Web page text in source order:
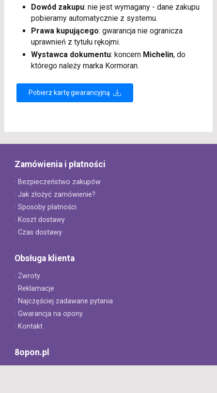
Dowód zakupu: nie jest wymagany - dane zakupu
pobieramy automatycznie z systemu.
Prawa kupującego: gwarancja nie ogranicza
uprawnień z tytułu rękojmi.
Wystawca dokumentu: koncern Michelin, do
którego należy marka Kormoran.
Pobierz kartę gwarancyjną
Zamówienia i płatności
· Bezpieczeństwo zakupów
· Jak złożyć zamówienie?
· Sposoby płatności
· Koszt dostawy
· Czas dostawy
Obsługa klienta
· Zwroty
· Reklamacje
· Najczęściej zadawane pytania
· Gwarancja na opony
· Kontakt
8opon.pl